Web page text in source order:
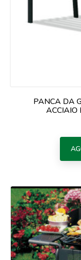
PANCA DA
ACCIAIO